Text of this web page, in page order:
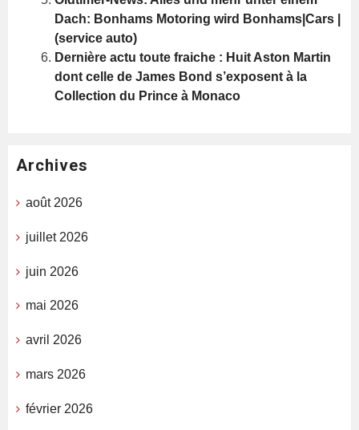
Dach: Bonhams Motoring wird Bonhams|Cars |
(service auto)
Dernière actu toute fraiche : Huit Aston Martin
dont celle de James Bond s’exposent à la
Collection du Prince à Monaco
Archives
août 2026
juillet 2026
juin 2026
mai 2026
avril 2026
mars 2026
février 2026